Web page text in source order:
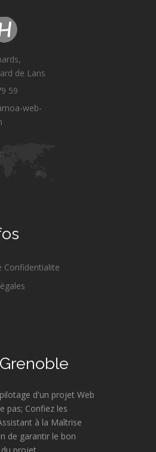
de Lans
59
web-
Confidentialite
d'un projet Web
pas; Confiez les
à la Maîtrise
de garantir le bon